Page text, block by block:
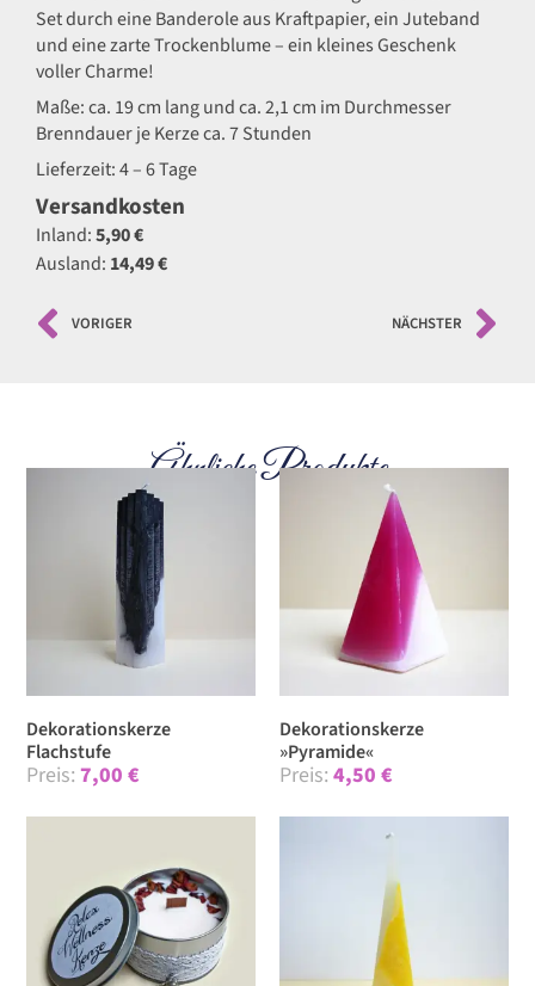
Set durch eine Banderole aus Kraftpapier, ein Juteband
und eine zarte Trockenblume – ein kleines Geschenk
voller Charme!
Maße: ca. 19 cm lang und ca. 2,1 cm im Durchmesser
Brenndauer je Kerze ca. 7 Stunden
Lieferzeit: 4 – 6 Tage
Versandkosten
Inland:5,90 €
Ausland: 14,49 €
VORIGER NÄCHSTER
Ähnliche Produkte
Dekorationskerze
Flachstufe
7,00€
Dekorationskerze
»Pyramide«
4,50 €